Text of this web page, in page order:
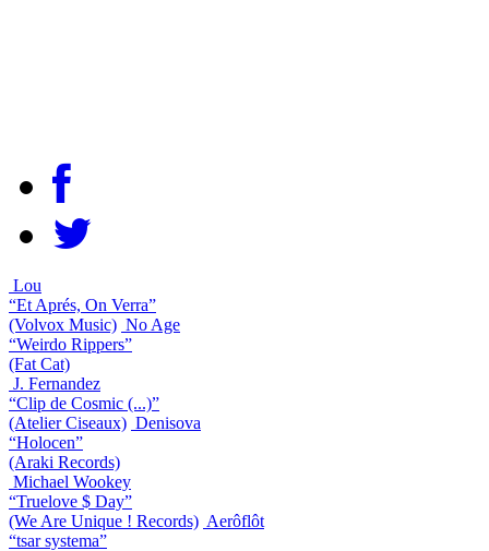
Lou
“Et Aprés, On Verra”
(Volvox Music) No Age
“Weirdo Rippers”
(Fat Cat)
J. Fernandez
“Clip de Cosmic (...)”
(Atelier Ciseaux) Denisova
“Holocen”
(Araki Records)
Michael Wookey
“Truelove $ Day”
(We Are Unique ! Records) Aerôflôt
“tsar systema”